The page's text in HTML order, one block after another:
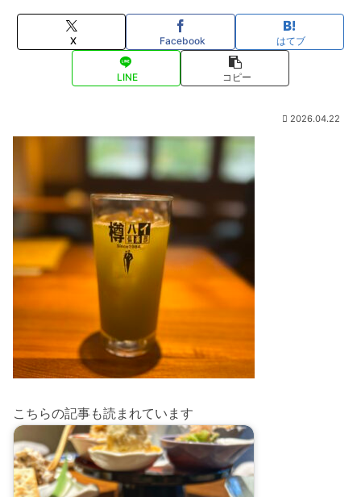
X Facebook はてブ
LINE コピー
2026.04.22
こちらの記事も読まれています